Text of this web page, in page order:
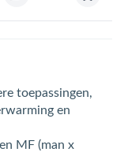
toepassingen,
en
MF (man x